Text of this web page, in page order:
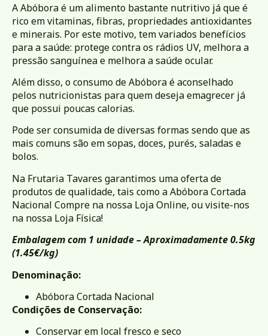
A Abóbora é um alimento bastante nutritivo já que é
rico em vitaminas, fibras, propriedades antioxidantes
e minerais. Por este motivo, tem variados benefícios
para a saúde: protege contra os rádios UV, melhora a
pressão sanguínea e melhora a saúde ocular.
Além disso, o consumo de Abóbora é aconselhado
pelos nutricionistas para quem deseja emagrecer já
que possui poucas calorias.
Pode ser consumida de diversas formas sendo que as
mais comuns são em sopas, doces, purés, saladas e
bolos.
Na Frutaria Tavares garantimos uma oferta de
produtos de qualidade, tais como a Abóbora Cortada
Nacional Compre na nossa Loja Online, ou visite-nos
na nossa Loja Física!
Embalagem com 1 unidade – Aproximadamente 0.5kg
(1.45€/kg)
Denominação:
Abóbora Cortada Nacional
Condições de Conservação:
Conservar em local fresco e seco